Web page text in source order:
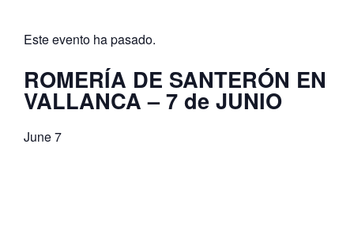
Este evento ha pasado.
ROMERÍA DE SANTERÓN EN
VALLANCA – 7 de JUNIO
June 7